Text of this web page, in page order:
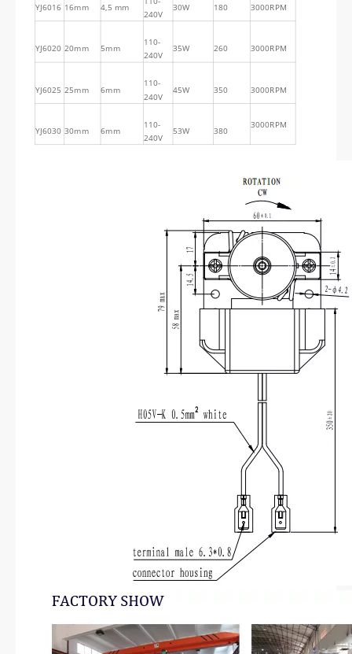
YJ6016 16mm 4,5 mm
240V
30W 180 3000RPM
YJ6020 20mm 5mm
110-
240V
35W 260 3000RPM
YJ6025 25mm 6mm
110-
240V
45W 350 3000RPM
YJ6030 30mm 6mm
110-
240V
53W 380
3000RPM